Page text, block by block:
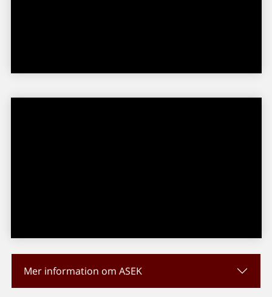
Mer information om ASEK